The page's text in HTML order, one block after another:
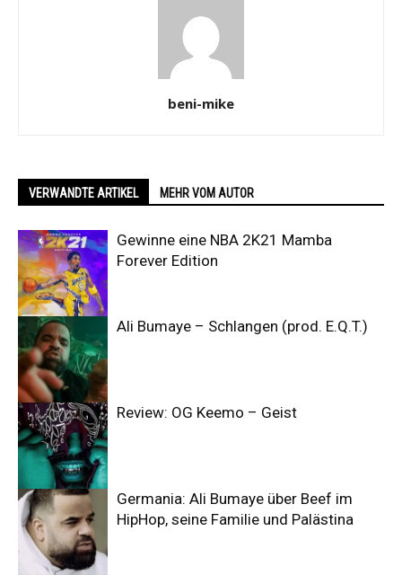
beni-mike
VERWANDTE ARTIKEL MEHR VOM AUTOR
Gewinne eine NBA 2K21 Mamba
Forever Edition
Ali Bumaye – Schlangen (prod. E.Q.T.)
Review: OG Keemo – Geist
Germania: Ali Bumaye über Beef im
HipHop, seine Familie und Palästina